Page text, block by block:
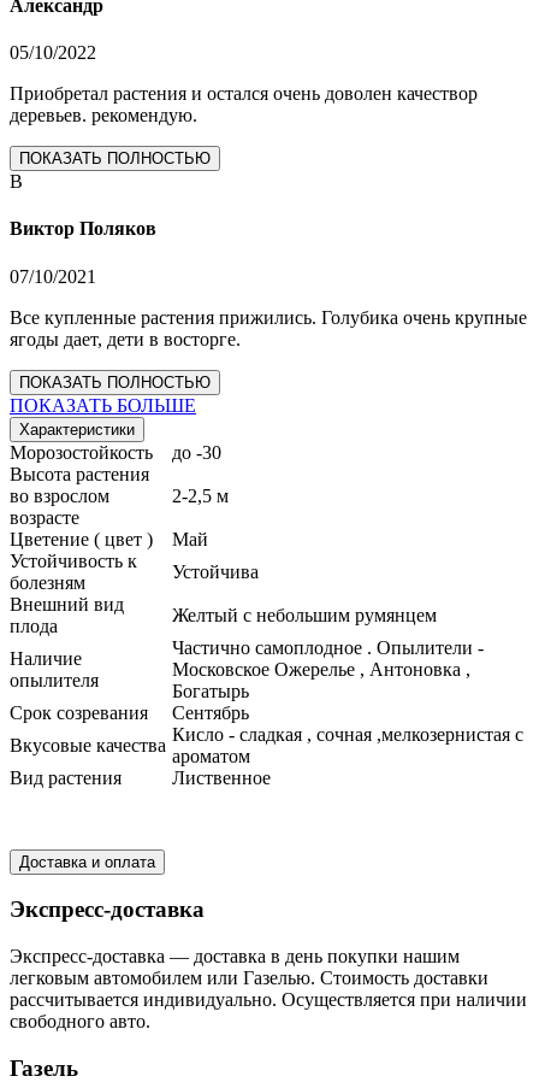
Александр
05/10/2022
Приобретал растения и остался очень доволен качествор
деревьев. рекомендую.
ПОКАЗАТЬ ПОЛНОСТЬЮ
В
Виктор Поляков
07/10/2021
Все купленные растения прижились. Голубика очень крупные
ягоды дает, дети в восторге.
ПОКАЗАТЬ ПОЛНОСТЬЮ
ПОКАЗАТЬ БОЛЬШЕ
Характеристики
Морозостойкость
до -30
Высота растения
во взрослом
возрасте
2-2,5 м
Цветение ( цвет )
Май
Устойчивость к
болезням
Устойчива
Внешний вид
плода
Желтый с небольшим румянцем
Наличие
опылителя
Частично самоплодное . Опылители -
Московское Ожерелье , Антоновка ,
Богатырь
Срок созревания
Сентябрь
Вкусовые качества
Кисло - сладкая , сочная ,мелкозернистая с
ароматом
Вид растения
Лиственное
Доставка и оплата
Экспресс-доставка
Экспресс-доставка — доставка в день покупки нашим
легковым автомобилем или Газелью. Стоимость доставки
рассчитывается индивидуально. Осуществляется при наличии
свободного авто.
Газель